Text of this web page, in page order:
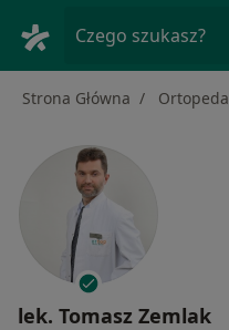
Czego szukasz?
Strona Główna Ortopeda
lek. Tomasz Zemlak